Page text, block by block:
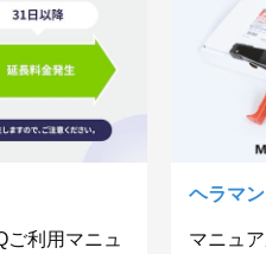
利用マニュ
ヘラマ
マニュ